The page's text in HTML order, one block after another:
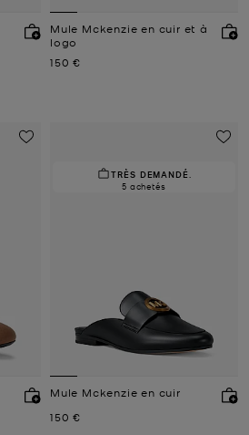
Mule Mckenzie en cuir et à
logo
Prix actuel
150 €
TRÈS DEMANDÉ.
5 achetés
Mule Mckenzie en cuir
Prix actuel
150 €